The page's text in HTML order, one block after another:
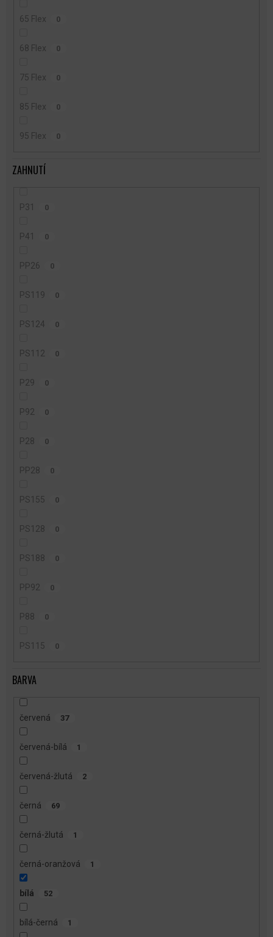
65 Flex 0
68 Flex 0
75 Flex 0
85 Flex 0
95 Flex 0
ZAHNUTÍ
P31 0
P41 0
PP26 0
PS119 0
PS124 0
PS112 0
P29 0
P92 0
P28 0
PP28 0
PS155 0
PS128 0
PS188 0
PP92 0
P88 0
PS115 0
BARVA
červená 37
červená-bílá 1
červená-žlutá 2
černá 69
černá-žlutá 1
černá-oranžová 1
bílá 52
bílá-černá 1